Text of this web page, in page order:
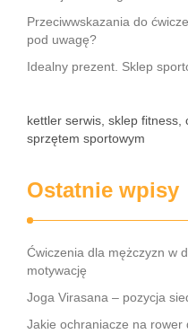
Przeciwwskazania do
pod uwagę?
Idealny prezent. Sklep
kettler serwis, sklep fitness,
sprzętem sportowym
Ostatnie wpisy
Ćwiczenia dla mężczyzn w
motywację
Joga Virasana – pozycja
Jakie ochraniacze na rower